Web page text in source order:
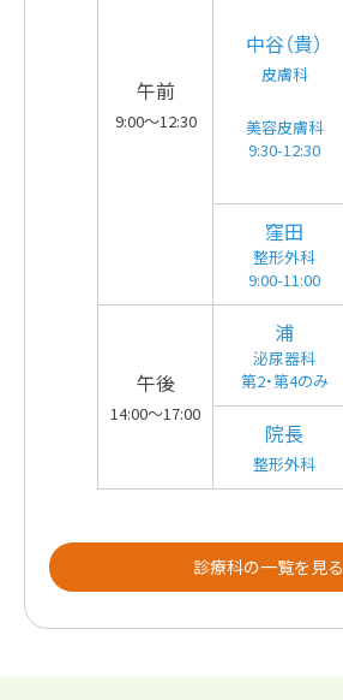
午前
9:00～12:30
中谷（貴）
皮膚科
美容皮膚科
9:30-12:30
窪田
整形外科
9:00-11:00
午後
14:00～17:00
浦
泌尿器科
第2・第4のみ
院長
整形外科
診療科の一覧を見る